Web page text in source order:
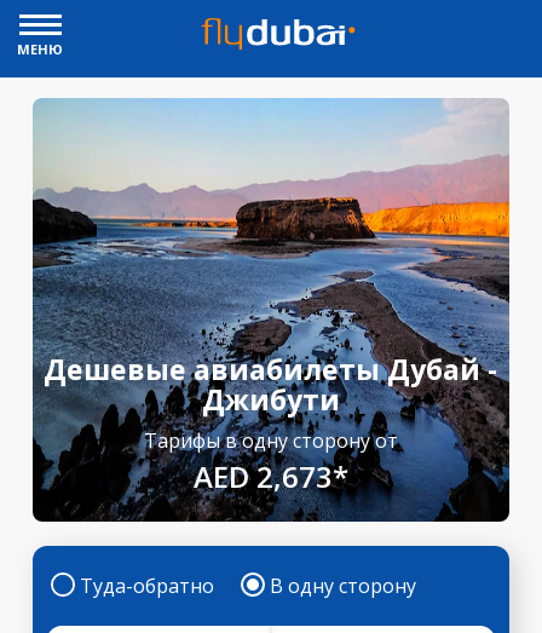
МЕНЮ
Дешевые авиабилеты Дубай -
Джибути
Тарифы в одну сторону от
AED 2,673*
Туда-обратно В одну сторону